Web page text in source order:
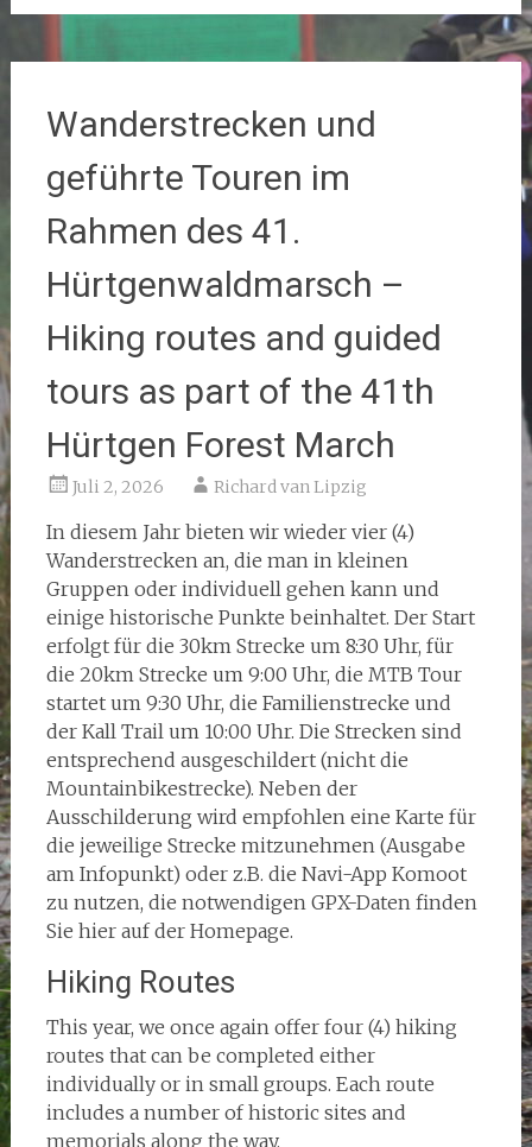
Wanderstrecken und
geführte Touren im
Rahmen des 41.
Hürtgenwaldmarsch –
Hiking routes and guided
tours as part of the 41th
Hürtgen Forest March
Juli 2, 2026 Richard van Lipzig
In diesem Jahr bieten wir wieder vier (4)
Wanderstrecken an, die man in kleinen
Gruppen oder individuell gehen kann und
einige historische Punkte beinhaltet. Der Start
erfolgt für die 30km Strecke um 8:30 Uhr, für
die 20km Strecke um 9:00 Uhr, die MTB Tour
startet um 9:30 Uhr, die Familienstrecke und
der Kall Trail um 10:00 Uhr. Die Strecken sind
entsprechend ausgeschildert (nicht die
Mountainbikestrecke). Neben der
Ausschilderung wird empfohlen eine Karte für
die jeweilige Strecke mitzunehmen (Ausgabe
am Infopunkt) oder z.B. die Navi-App Komoot
zu nutzen, die notwendigen GPX-Daten finden
Sie hier auf der Homepage.
Hiking Routes
This year, we once again offer four (4) hiking
routes that can be completed either
individually or in small groups. Each route
includes a number of historic sites and
memorials along the way.